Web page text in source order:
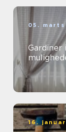
05. marts
Gardiner
16.